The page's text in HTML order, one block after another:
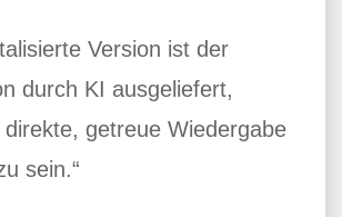
Version ist der
durch KI ausgeliefert,
getreue Wiedergabe
sein.“